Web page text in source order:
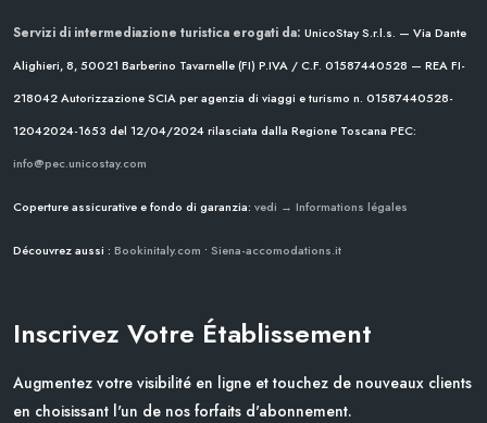
Servizi di intermediazione turistica erogati da: UnicoStay S.r.l.s. — Via Dante
Alighieri, 8, 50021 Barberino Tavarnelle (FI) P.IVA / C.F. 01587440528 — REA FI-
218042Autorizzazione SCIA per agenzia di viaggi e turismo n. 01587440528-
12042024-1653 del 12/04/2024rilasciata dalla Regione Toscana PEC:
info@pec.unicostay.com
Coperture assicurative e fondo di garanzia: vedi → Informations légales
Découvrez aussi : Bookinitaly.com • Siena-accomodations.it
Inscrivez Votre Établissement
Augmentez votre visibilité en ligne et touchez de nouveaux clients
en choisissant l'un de nos forfaits d'abonnement.